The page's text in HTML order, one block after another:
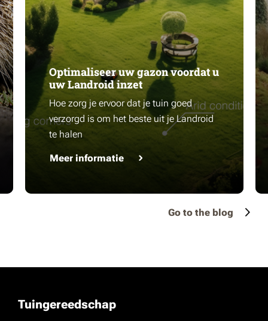
Optimaliseer uw gazon voordat u
uw Landroid inzet
Hoe zorg je ervoor dat je tuin goed
verzorgd is om het beste uit je Landroid
te halen
Meer informatie
Go to the blog
Tuingereedschap